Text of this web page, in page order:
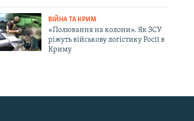
ВІЙНА ТА КРИМ
«Полювання на колони». Як ЗСУ
ріжуть військову логістику Росії в
Криму